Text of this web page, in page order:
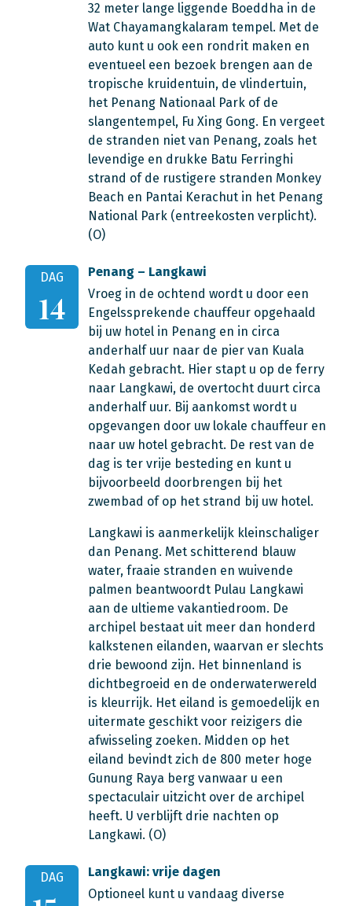
32 meter lange liggende Boeddha in de
Wat Chayamangkalaram tempel. Met de
auto kunt u ook een rondrit maken en
eventueel een bezoek brengen aan de
tropische kruidentuin, de vlindertuin,
het Penang Nationaal Park of de
slangentempel, Fu Xing Gong. En vergeet
de stranden niet van Penang, zoals het
levendige en drukke Batu Ferringhi
strand of de rustigere stranden Monkey
Beach en Pantai Kerachut in het Penang
National Park (entreekosten verplicht).
(O)
DAG
14
Penang – Langkawi
Vroeg in de ochtend wordt u door een
Engelssprekende chauffeur opgehaald
bij uw hotel in Penang en in circa
anderhalf uur naar de pier van Kuala
Kedah gebracht. Hier stapt u op de ferry
naar Langkawi, de overtocht duurt circa
anderhalf uur. Bij aankomst wordt u
opgevangen door uw lokale chauffeur en
naar uw hotel gebracht. De rest van de
dag is ter vrije besteding en kunt u
bijvoorbeeld doorbrengen bij het
zwembad of op het strand bij uw hotel.
Langkawi is aanmerkelijk kleinschaliger
dan Penang. Met schitterend blauw
water, fraaie stranden en wuivende
palmen beantwoordt Pulau Langkawi
aan de ultieme vakantiedroom. De
archipel bestaat uit meer dan honderd
kalkstenen eilanden, waarvan er slechts
drie bewoond zijn. Het binnenland is
dichtbegroeid en de onderwaterwereld
is kleurrijk. Het eiland is gemoedelijk en
uitermate geschikt voor reizigers die
afwisseling zoeken. Midden op het
eiland bevindt zich de 800 meter hoge
Gunung Raya berg vanwaar u een
spectaculair uitzicht over de archipel
heeft. U verblijft drie nachten op
Langkawi. (O)
DAG
Langkawi: vrije dagen
Optioneel kunt u vandaag diverse